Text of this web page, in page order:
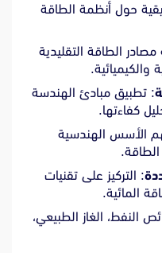
حول أنظمة الطاقة
الطاقة التقليدية
والكيميائية.
: تطبيق مبادئ الهندسة
كفاءتها.
الأسس الهندسية
: التركيز على تقنيات
المائية.
النفط، الغاز الطبيعي،